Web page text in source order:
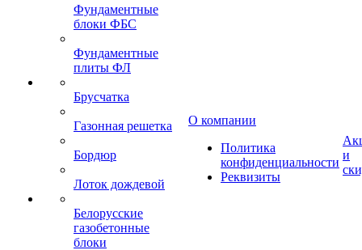
Фундаментные
блоки ФБС
Фундаментные
плиты ФЛ
Брусчатка
Газонная решетка
Бордюр
Лоток дождевой
Белорусские
газобетонные
блоки
О компании
Политика
конфиденциальности
Реквизиты
и